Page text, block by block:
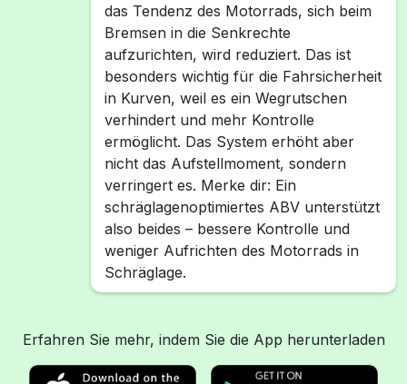
das Tendenz des Motorrads, sich beim
Bremsen in die Senkrechte
aufzurichten, wird reduziert. Das ist
besonders wichtig für die Fahrsicherheit
in Kurven, weil es ein Wegrutschen
verhindert und mehr Kontrolle
ermöglicht. Das System erhöht aber
nicht das Aufstellmoment, sondern
verringert es. Merke dir: Ein
schräglagenoptimiertes ABV unterstützt
also beides – bessere Kontrolle und
weniger Aufrichten des Motorrads in
Schräglage.
Erfahren Sie mehr, indem Sie die App herunterladen